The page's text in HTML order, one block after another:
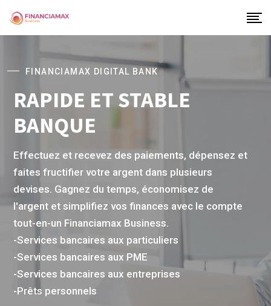
FINANCIAMAX DIGITAL BANK
RAPIDE ET STABLE
BANQUE
Effectuez et recevez des paiements, dépensez et
faites fructifier votre argent dans plusieurs
devises. Gagnez du temps, économisez de
l'argent et simplifiez vos finances avec le compte
tout-en-un Financiamax Business.
-Services bancaires aux particuliers
-Services bancaires aux PME
-Services bancaires aux entreprises
-Prêts personnels